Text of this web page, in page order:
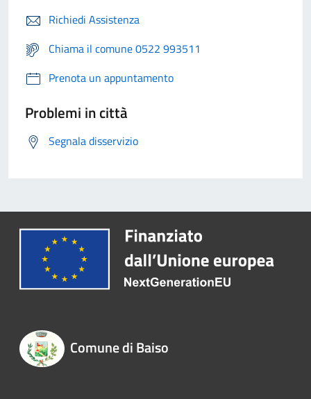
Richiedi Assistenza
Chiama il comune 0522 993511
Prenota un appuntamento
Problemi in città
Segnala disservizio
Comune di Baiso